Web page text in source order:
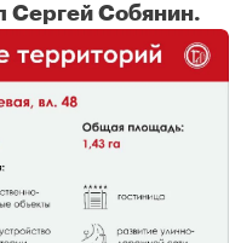
Сергей Собянин.
Четыре участка на юге и востоке Москвы попадут под действие программы КРТ